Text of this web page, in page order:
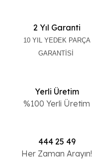
2 Yıl Garanti
10 YIL YEDEK PARÇA
GARANTİSİ
Yerli Üretim
%100 Yerli Üretim
444 25 49
Her Zaman Arayın!